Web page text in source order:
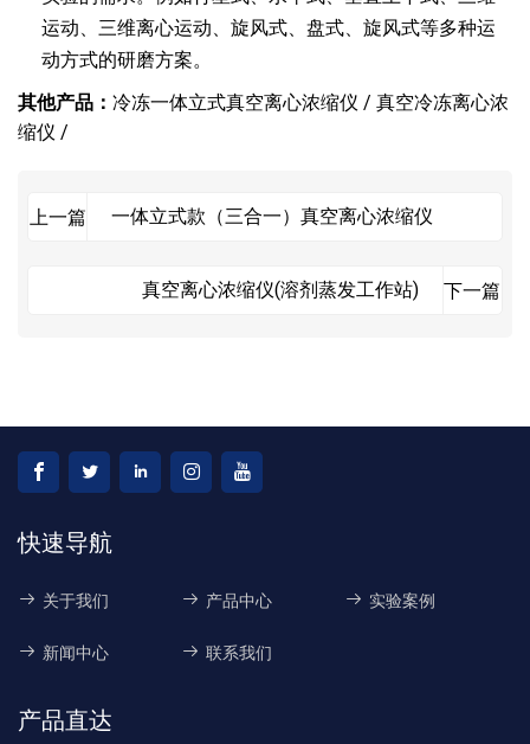
运动、三维离心运动、旋风式、盘式、旋风式等多种运
动方式的研磨方案。
其他产品： 冷冻一体立式真空离心浓缩仪 / 真空冷冻离心浓
缩仪 /
上一篇 一体立式款（三合一）真空离心浓缩仪
真空离心浓缩仪(溶剂蒸发工作站) 下一篇
快速导航
关于我们 产品中心 实验案例
新闻中心 联系我们
产品直达